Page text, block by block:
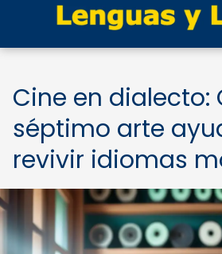
Cine en dialecto:
séptimo arte
revivir idiomas